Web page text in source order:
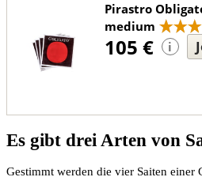
Pirastro
medium
105 € i
Es gibt drei Arten von
Gestimmt werden die vier Saiten